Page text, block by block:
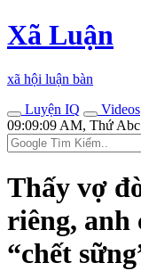
Xã Luận
xã hội luận bàn
Luyện IQ
Videos
09:09:09 AM, Thứ Abc
Thấy vợ
riêng, anh
“chết